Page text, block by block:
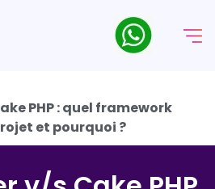
PHP : quel framework
et pourquoi ?